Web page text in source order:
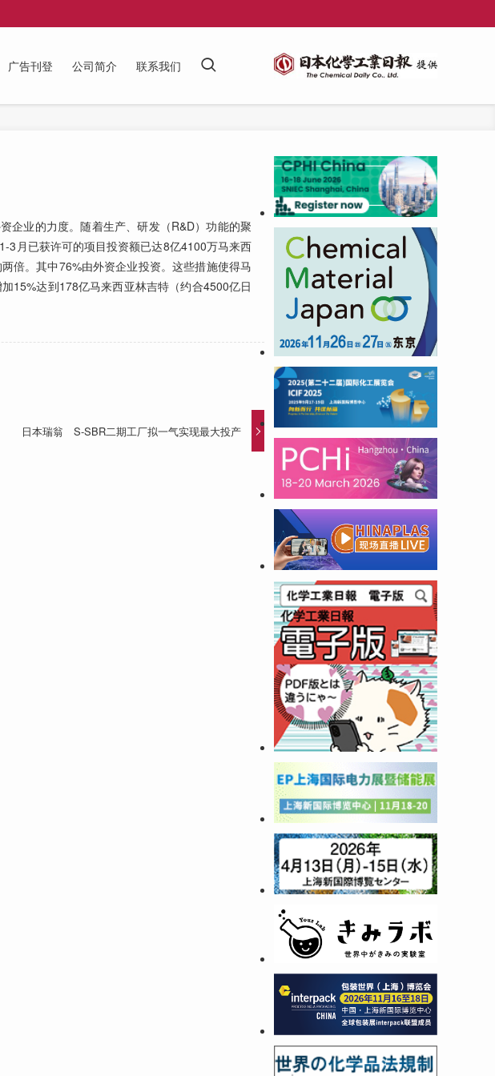
广告刊登 公司简介 联系我们
业的力度。随着生产、研发（R&D）功能的聚
3月已获许可的项目投资额已达8亿4100万马来西
倍。其中76%由外资企业投资。这些措施使得马
15%达到178亿马来西亚林吉特（约合4500亿日
日本瑞翁 S-SBR二期工厂拟一气实现最大投产